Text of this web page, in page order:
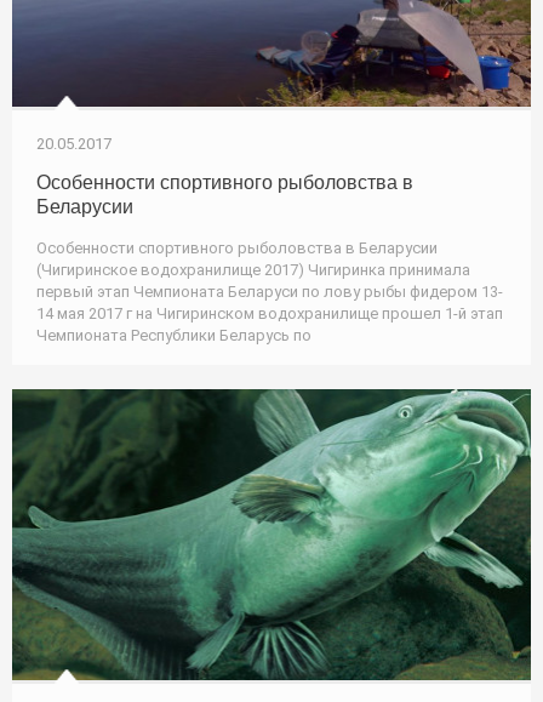
20.05.2017
Особенности спортивного рыболовства в
Беларусии
Особенности спортивного рыболовства в Беларусии
(Чигиринское водохранилище 2017) Чигиринка принимала
первый этап Чемпионата Беларуси по лову рыбы фидером 13-
14 мая 2017 г на Чигиринском водохранилище прошел 1-й этап
Чемпионата Республики Беларусь по